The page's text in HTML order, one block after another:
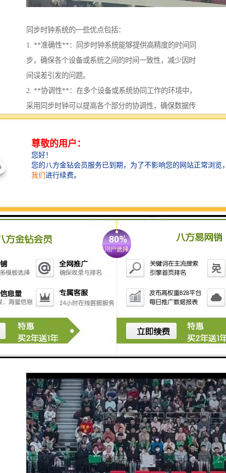
同步时钟系统的一些优点包括：
1. **准确性**：同步时钟系统能够提供高精度的时间同
步，确保各个设备或系统之间的时间一致性，减少因时
间误差引发的问题。
2. **协调性**：在多个设备或系统协同工作的环境中，
采用同步时钟可以提高各个部分的协调性，确保数据传
输和操作的一致性。
3. **可靠性**：当所有设备都使用统一的时间源时，系
统的可靠性得以提高，可以地监测和追踪系统状态。
4. **简化设计**：在某些应用中，统一的时间标准能够
间戳可以帮助地理解数据的时效性和因果关系。
6. **改善安全性**：在网络安全和数据完整性方面，时
间同步能够帮助识别异常活动和潜在的安全威胁。
7. **支持分布式系统**：对于分布式计算和网络环境，
准确的时间同步是确保系统性能和稳定性的关键。
8. **便于调试与维护**：统一时间标准使得系统调试与
故障排查更加方便，因为可以清晰地追溯事件发生的时
间。
这些优点使得同步时钟系统在应用场景中得到广泛应